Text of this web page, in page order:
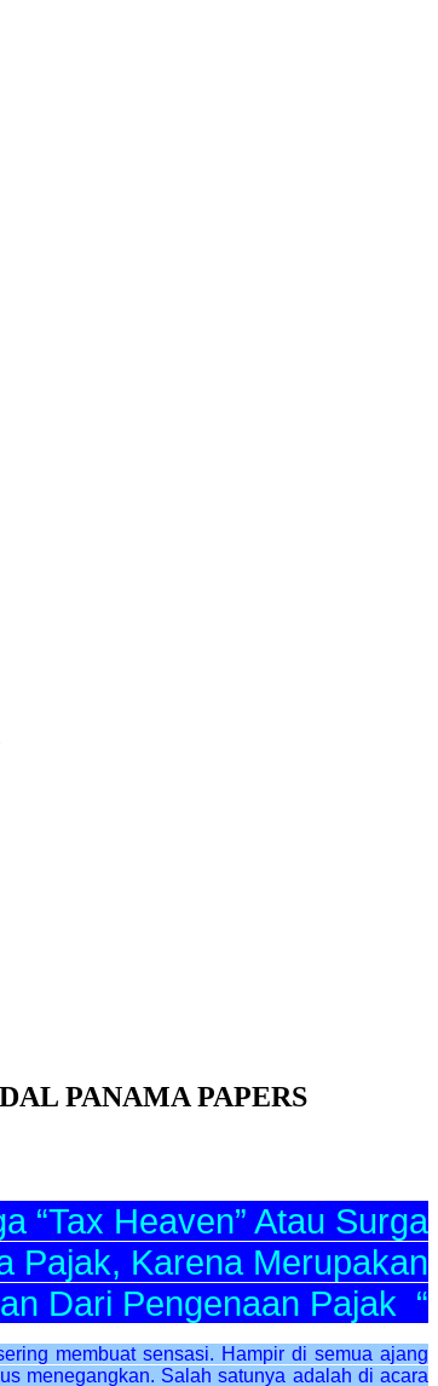
PANAMA PAPERS
“Tax Heaven” Atau Surga
Pajak, Karena Merupakan
Dari Pengenaan Pajak “
membuat sensasi. Hampir di semua ajang
menegangkan. Salah satunya adalah di acara